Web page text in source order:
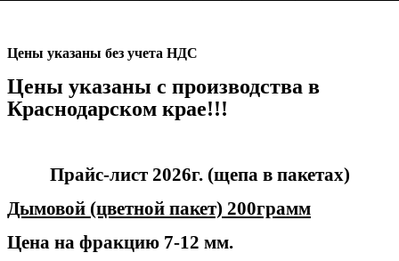
Цены указаны без учета НДС
Цены указаны с производства в
Краснодарском крае!!!
Прайс-лист 2026г. (щепа в пакетах)
Дымовой (цветной пакет) 200грамм
Цена на фракцию 7-12 мм.